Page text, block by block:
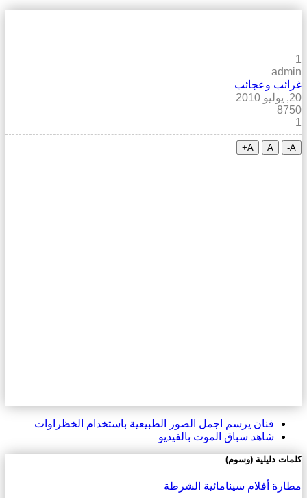
1
admin
غرائب وعجائب
20, يوليو 2010
8750
1
A-
A
A+
فنان يرسم اجمل الصور الطبيعية باستخدام الخظراوات
شاهد سباق الموت بالفيديو
كلمات دليلية (وسوم)
مطارة أفلام سينامائية الشرطة